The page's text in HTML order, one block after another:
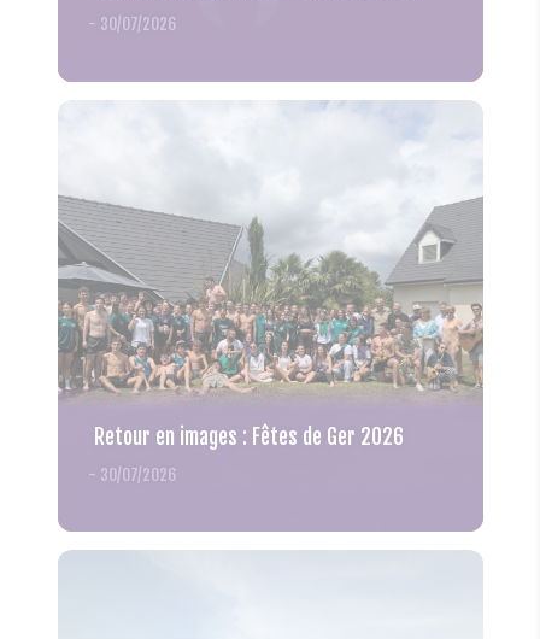
- 30/07/2026
Retour en images : Fêtes de Ger 2026
- 30/07/2026